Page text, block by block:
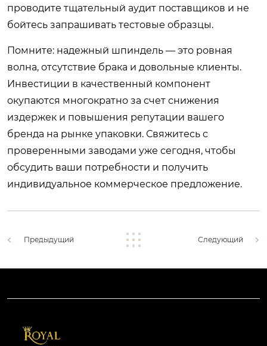
проводите тщательный аудит поставщиков и не
бойтесь запрашивать тестовые образцы.
Помните: надежный шпиндель — это ровная
волна, отсутствие брака и довольные клиенты.
Инвестиции в качественный компонент
окупаются многократно за счет снижения
издержек и повышения репутации вашего
бренда на рынке упаковки. Свяжитесь с
проверенными заводами уже сегодня, чтобы
обсудить ваши потребности и получить
индивидуальное коммерческое предложение.
Предыдущий Следующий